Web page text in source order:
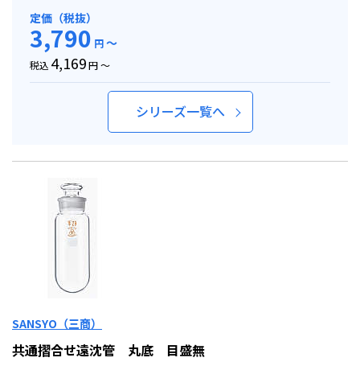
定価（税抜）
3,790 円～
税込 4,169円 ～
シリーズ一覧へ
SANSYO（三商）
共通摺合せ遠沈管 丸底 目盛無